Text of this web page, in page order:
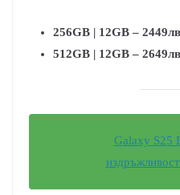
256GB | 12GB –
512GB | 12GB –
Galaxy S25